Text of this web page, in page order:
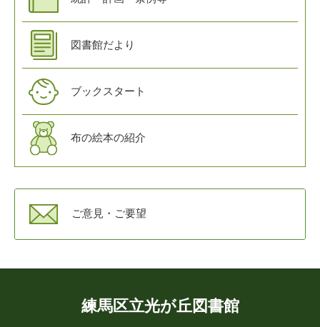
図書館だより
ブックスタート
布の絵本の紹介
ご意見・ご要望
練馬区立光が丘図書館